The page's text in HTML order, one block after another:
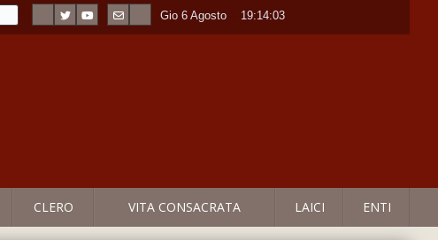
Gio 6 Agosto 19:14:04
CLERO VITA CONSACRATA LAICI ENTI